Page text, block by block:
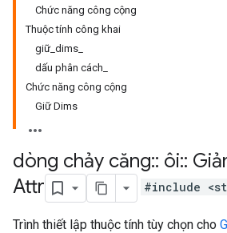
Chức năng công cộng
Thuộc tính công khai
giữ_dims_
dấu phân cách_
Chức năng công cộng
Giữ Dims
dòng chảy căng:: ôi::
Attr
#include
Trình thiết lập thuộc tính tùy chọn cho